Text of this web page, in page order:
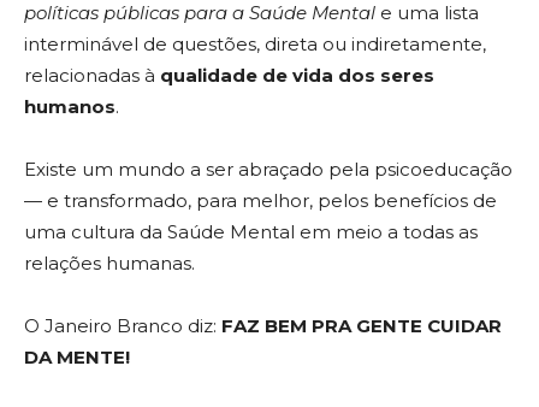
políticas públicas para a Saúde Mental e uma lista
interminável de questões, direta ou indiretamente,
relacionadas à qualidade de vida dos seres
humanos.
Existe um mundo a ser abraçado pela psicoeducação
— e transformado, para melhor, pelos benefícios de
uma cultura da Saúde Mental em meio a todas as
relações humanas.
O Janeiro Branco diz: FAZ BEM PRA GENTE CUIDAR
DA MENTE!